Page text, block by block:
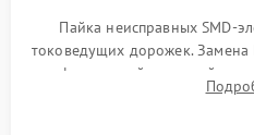
Пайка неисправных SMD-
токоведущих дорожек. Замена
инфракрасной паяльной
BIOS или замена